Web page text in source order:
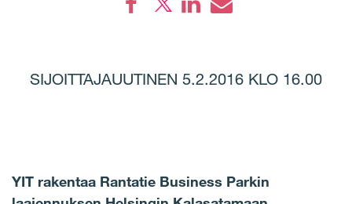
SIJOITTAJAUUTINEN 5.2.2016 KLO 16.00
YIT rakentaa Rantatie Business Parkin